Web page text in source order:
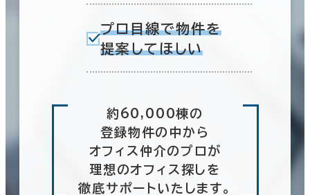
プロ目線で物件を
提案してほしい
約60,000棟の
登録物件の中から
オフィス仲介のプロが
理想のオフィス探しを
徹底サポートいたします。